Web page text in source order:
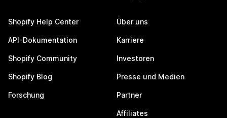
Shopify Help Center
API-Dokumentation
Shopify Community
Shopify Blog
Forschung
Über uns
Karriere
Investoren
Presse und Medien
Partner
Affiliates